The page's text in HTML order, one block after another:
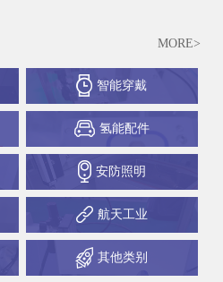
MORE>
智能穿戴
氢能配件
安防照明
航天工业
其他类别